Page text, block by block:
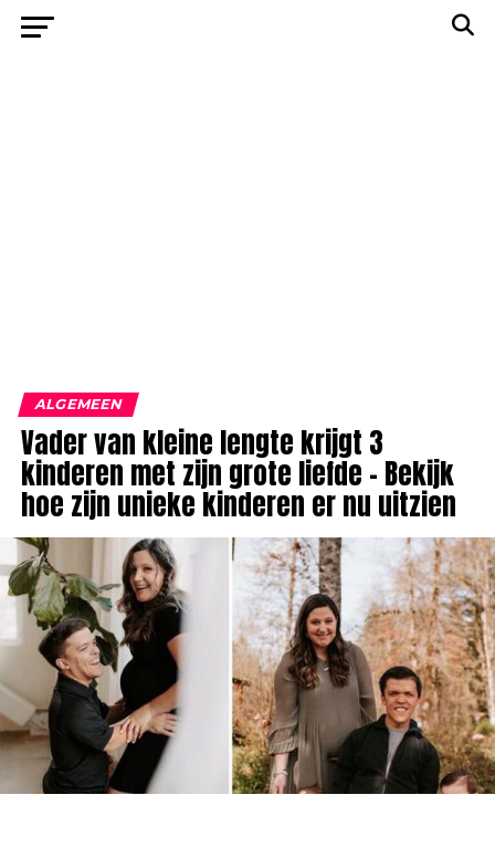
ALGEMEEN
Vader van kleine lengte krijgt 3
kinderen met zijn grote liefde – Bekijk
hoe zijn unieke kinderen er nu uitzien